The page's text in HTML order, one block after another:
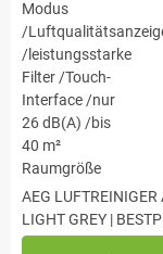
AEG
LIGHT GREY |